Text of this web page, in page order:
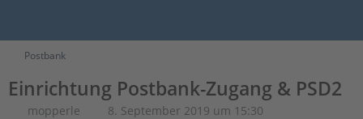
Postbank
Einrichtung Postbank-Zugang & PSD2
mopperle
8. September 2019 um 15:30